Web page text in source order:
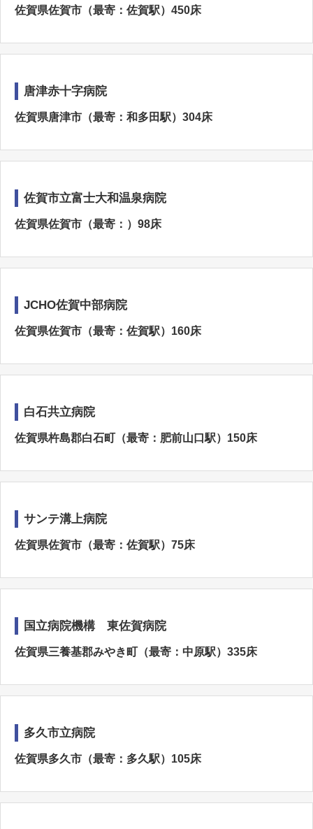
佐賀県佐賀市（最寄：佐賀駅）450床
唐津赤十字病院
佐賀県唐津市（最寄：和多田駅）304床
佐賀市立富士大和温泉病院
佐賀県佐賀市（最寄：）98床
JCHO佐賀中部病院
佐賀県佐賀市（最寄：佐賀駅）160床
白石共立病院
佐賀県杵島郡白石町（最寄：肥前山口駅）150床
サンテ溝上病院
佐賀県佐賀市（最寄：佐賀駅）75床
国立病院機構 東佐賀病院
佐賀県三養基郡みやき町（最寄：中原駅）335床
多久市立病院
佐賀県多久市（最寄：多久駅）105床